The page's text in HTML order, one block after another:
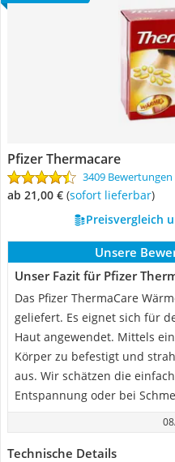
Pfizer Thermacare
3409 Bewertungen
ab 21,00 € ( Sofort lieferbar)
Preisvergleich
Unsere
Unser Fazit für Pfizer
Das Pfizer ThermaCare
geliefert. Es eignet sich für
Haut angewendet. Mittels
Körper zu befestigt und
aus. Wir schätzen die
Entspannung oder bei
Technische Details